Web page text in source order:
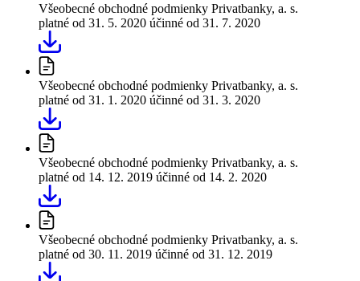
Všeobecné obchodné podmienky Privatbanky, a. s.
platné od 31. 5. 2020 účinné od 31. 7. 2020
Všeobecné obchodné podmienky Privatbanky, a. s.
platné od 31. 1. 2020 účinné od 31. 3. 2020
Všeobecné obchodné podmienky Privatbanky, a. s.
platné od 14. 12. 2019 účinné od 14. 2. 2020
Všeobecné obchodné podmienky Privatbanky, a. s.
platné od 30. 11. 2019 účinné od 31. 12. 2019